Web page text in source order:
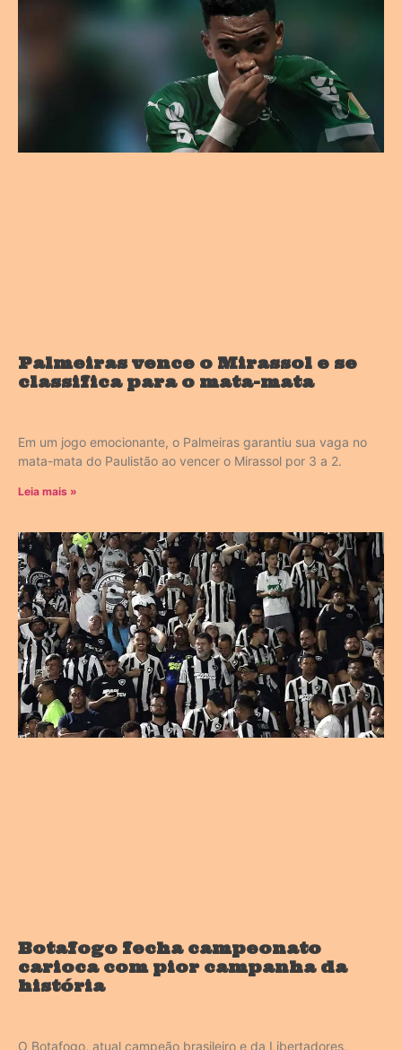
Palmeiras vence o Mirassol e se
classifica para o mata-mata
Em um jogo emocionante, o Palmeiras garantiu sua vaga no
mata-mata do Paulistão ao vencer o Mirassol por 3 a 2.
Leia mais »
Botafogo fecha campeonato
carioca com pior campanha da
história
O Botafogo, atual campeão brasileiro e da Libertadores,